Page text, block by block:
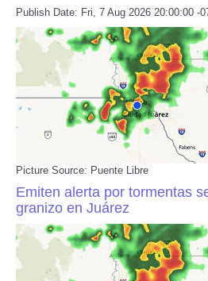
Publish Date: Fri, 7 Aug 2026 20:00:00 -
Picture Source: Puente Libre
Emiten alerta por tormentas
granizo en Juárez